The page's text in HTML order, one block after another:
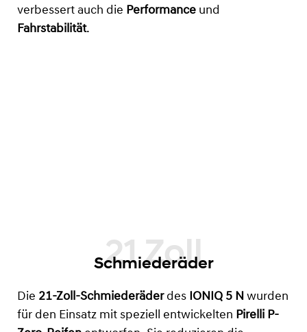
verbessert auch die Performance und
Fahrstabilität.
Schmiederäder
Die 21-Zoll-Schmiederäderdes IONIQ 5 N wurden
für den Einsatz mit speziell entwickelten Pirelli P-